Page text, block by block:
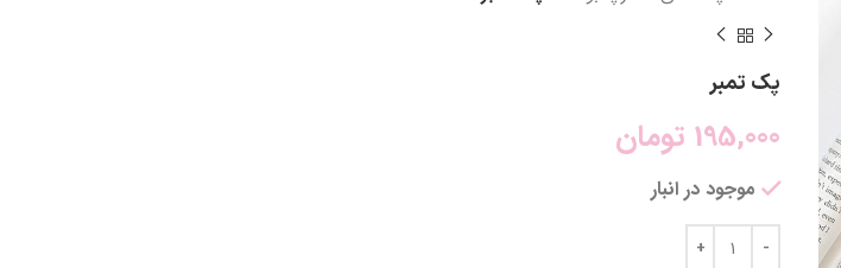
پک تمبر
195,000 تومان
موجود در انبار